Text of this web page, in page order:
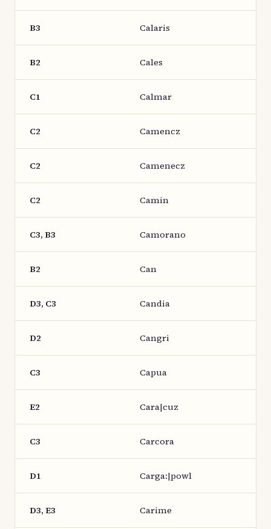
B3 Calaris
B2 Cales
C1 Calmar
C2 Camencz
C2 Camenecz
C2 Camin
C3, B3 Camorano
B2 Can
D3, C3 Candia
D2 Cangri
C3 Capua
E2 Cara|cuz
C3 Carcora
D1 Carga:|powl
D3, E3 Carime